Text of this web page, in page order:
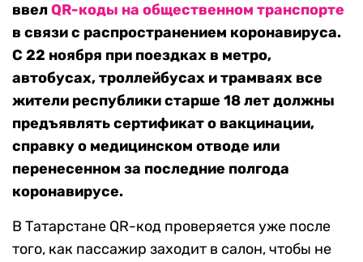
ввелQR-коды на общественном транспорте
в связи с распространением коронавируса.
С 22 ноября при поездках в метро,
автобусах, троллейбусах и трамваях все
жители республики старше 18 лет должны
предъявлять сертификат о вакцинации,
справку о медицинском отводе или
перенесенном за последние полгода
коронавирусе.
В Татарстане QR-код проверяется уже после
того, как пассажир заходит в салон, чтобы не